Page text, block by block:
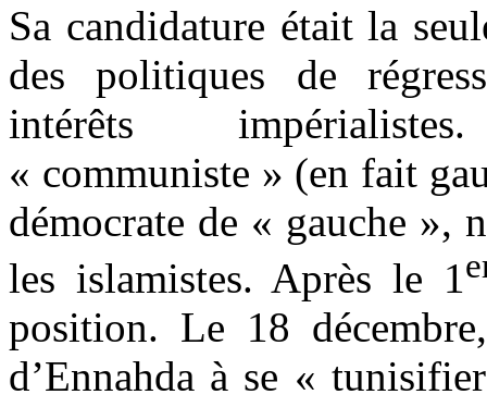
Sa candidature était la
des politiques de
intérêts
« communiste » (en fait
démocrate de « gauche »,
les islamistes. Après le 1
position. Le 18
d’Ennahda à se «